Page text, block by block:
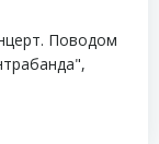
Поводом